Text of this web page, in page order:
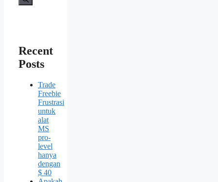
Recent
Posts
Trade
Freebie
Frustrasi
untuk
alat
MS
pro-
level
hanya
dengan
$ 40